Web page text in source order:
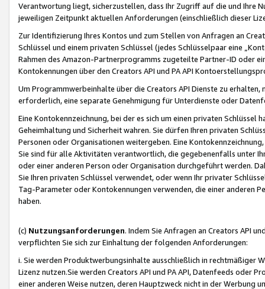
Verantwortung liegt, sicherzustellen, dass Ihr Zugriff auf die und Ihre
jeweiligen Zeitpunkt aktuellen Anforderungen (einschließlich dieser
Zur Identifizierung Ihres Kontos und zum Stellen von Anfragen an
Schlüssel und einem privaten Schlüssel (jedes Schlüsselpaar eine
Rahmen des Amazon-Partnerprogramms zugeteilte Partner-ID oder
Kontokennungen über den Creators API und PA API
Um Programmwerbeinhalte über die Creators API Dienste zu
erforderlich, eine separate Genehmigung für Unterdienste oder
Eine Kontokennzeichnung, bei der es sich um einen privaten
Geheimhaltung und Sicherheit wahren. Sie dürfen Ihren privaten
Personen oder Organisationen weitergeben. Eine
Sie sind für alle Aktivitäten verantwortlich, die gegebenenfalls unter
oder einer anderen Person oder Organisation durchgeführt werden.
Sie Ihren privaten Schlüssel verwendet, oder wenn Ihr privater
Tag-Parameter oder Kontokennungen verwenden, die einer anderen
haben.
(c) Nutzungsanforderungen. Indem Sie Anfragen an Creators API
verpflichten Sie sich zur Einhaltung der folgenden Anforderungen:
i. Sie werden Produktwerbungsinhalte ausschließlich in rechtmäßiger
Lizenz nutzen.Sie werden Creators API und PA API, Datenfeeds oder
einer anderen Weise nutzen, deren Hauptzweck nicht in der Werbung